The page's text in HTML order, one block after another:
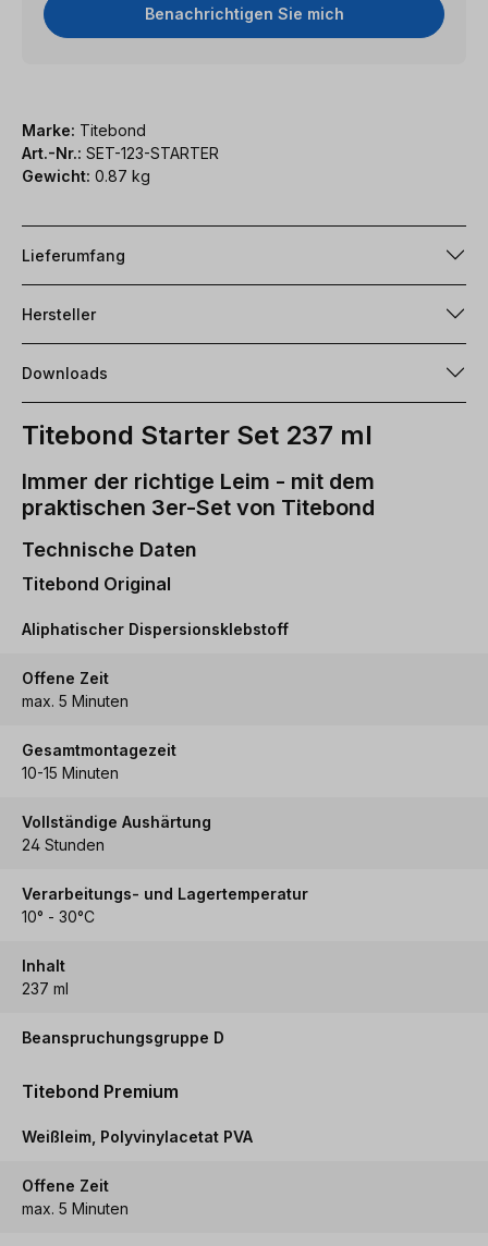
Benachrichtigen Sie mich
Marke: Titebond
Art.-Nr.: SET-123-STARTER
Gewicht: 0.87 kg
Lieferumfang
Hersteller
Downloads
Titebond Starter Set 237 ml
Immer der richtige Leim - mit dem
praktischen 3er-Set von Titebond
Technische Daten
Titebond Original
Aliphatischer Dispersionsklebstoff
Offene Zeit
max. 5 Minuten
Gesamtmontagezeit
10-15 Minuten
Vollständige Aushärtung
24 Stunden
Verarbeitungs- und Lagertemperatur
10° - 30°C
Inhalt
237 ml
Beanspruchungsgruppe D
Titebond Premium
Weißleim, Polyvinylacetat PVA
Offene Zeit
max. 5 Minuten